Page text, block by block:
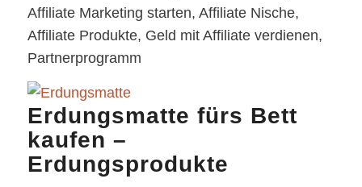
Affiliate Marketing starten, Affiliate Nische,
Affiliate Produkte, Geld mit Affiliate verdienen,
Partnerprogramm
Erdungsmatte fürs Bett
kaufen –
Erdungsprodukte